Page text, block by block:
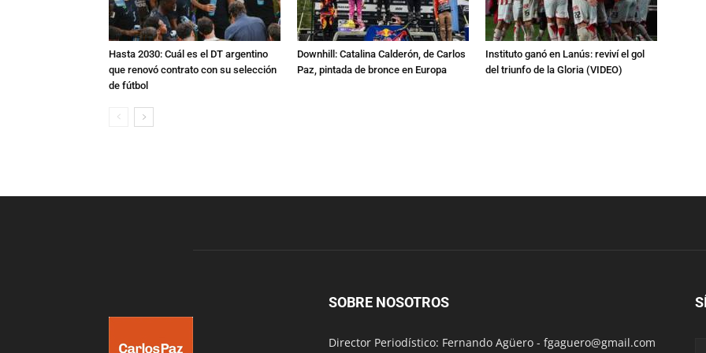
Hasta 2030: Cuál es el DT argentino
que renovó contrato con su selección
de fútbol
Downhill: Catalina Calderón, de Carlos
Paz, pintada de bronce en Europa
Instituto ganó en Lanús: reviví el gol
del triunfo de la Gloria (VIDEO)
SOBRE NOSOTROS
Director Periodístico: Fernando Agüero - fgaguero@gmail.com